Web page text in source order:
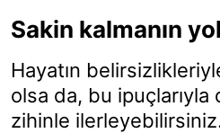
Sakin kalmanın
Hayatın
olsa da, bu ipuçlarıyla
zihinle